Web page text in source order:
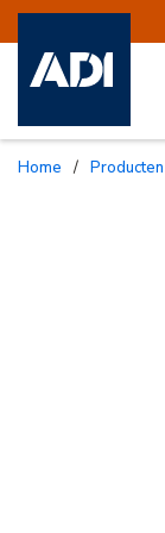
Home / Producten